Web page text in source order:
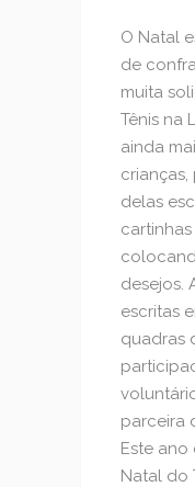
O Natal
de
muita
Tênis na
ainda
delas
desejos.
escritas
quadras
parceira
Este ano
Natal do